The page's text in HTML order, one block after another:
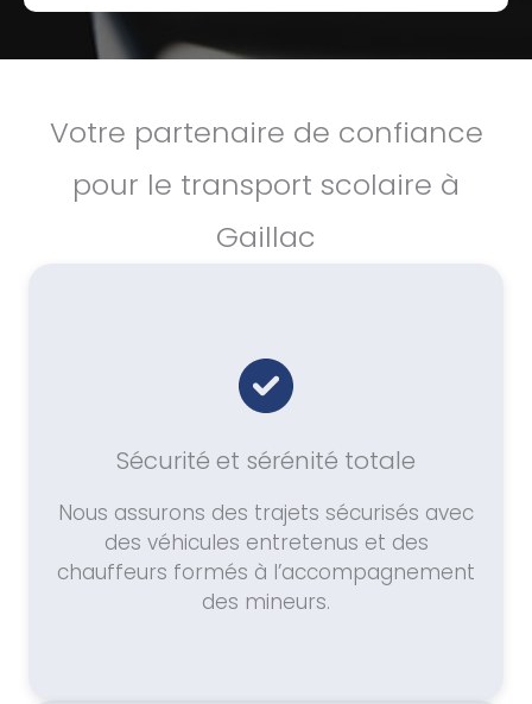
Votre partenaire de confiance
pour le transport scolaire à
Gaillac
Sécurité et sérénité totale
Nous assurons des trajets sécurisés avec
des véhicules entretenus et des
chauffeurs formés à l’accompagnement
des mineurs.